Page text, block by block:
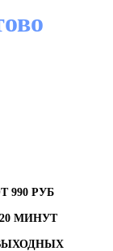
990 РУБ
МИНУТ